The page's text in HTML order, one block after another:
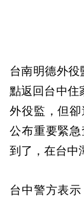
台南明德外
點返回台中住
外役監，但
公布重要緊
到了，在台中
台中警方表